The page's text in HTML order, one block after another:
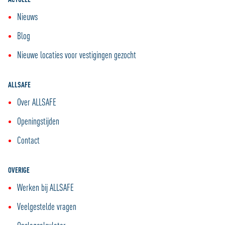
Nieuws
Blog
Nieuwe locaties voor vestigingen gezocht
ALLSAFE
Over ALLSAFE
Openingstijden
Contact
OVERIGE
Werken bij ALLSAFE
Veelgestelde vragen